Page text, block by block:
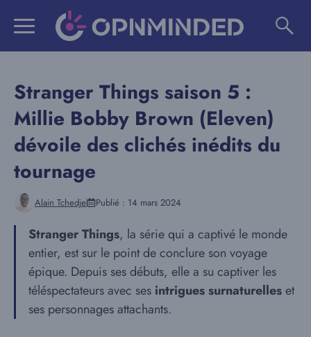
Stranger Things saison 5 :
Millie Bobby Brown (Eleven)
dévoile des clichés inédits du
tournage
Alain Tchedje Publié : 14 mars 2024
Stranger Things, la série qui a captivé le monde
entier, est sur le point de conclure son voyage
épique. Depuis ses débuts, elle a su captiver les
téléspectateurs avec ses intrigues surnaturelleset
ses personnages attachants.